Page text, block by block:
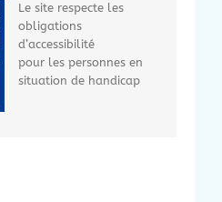
Le site respecte les
obligations
d’accessibilité
pour les personnes en
situation de handicap